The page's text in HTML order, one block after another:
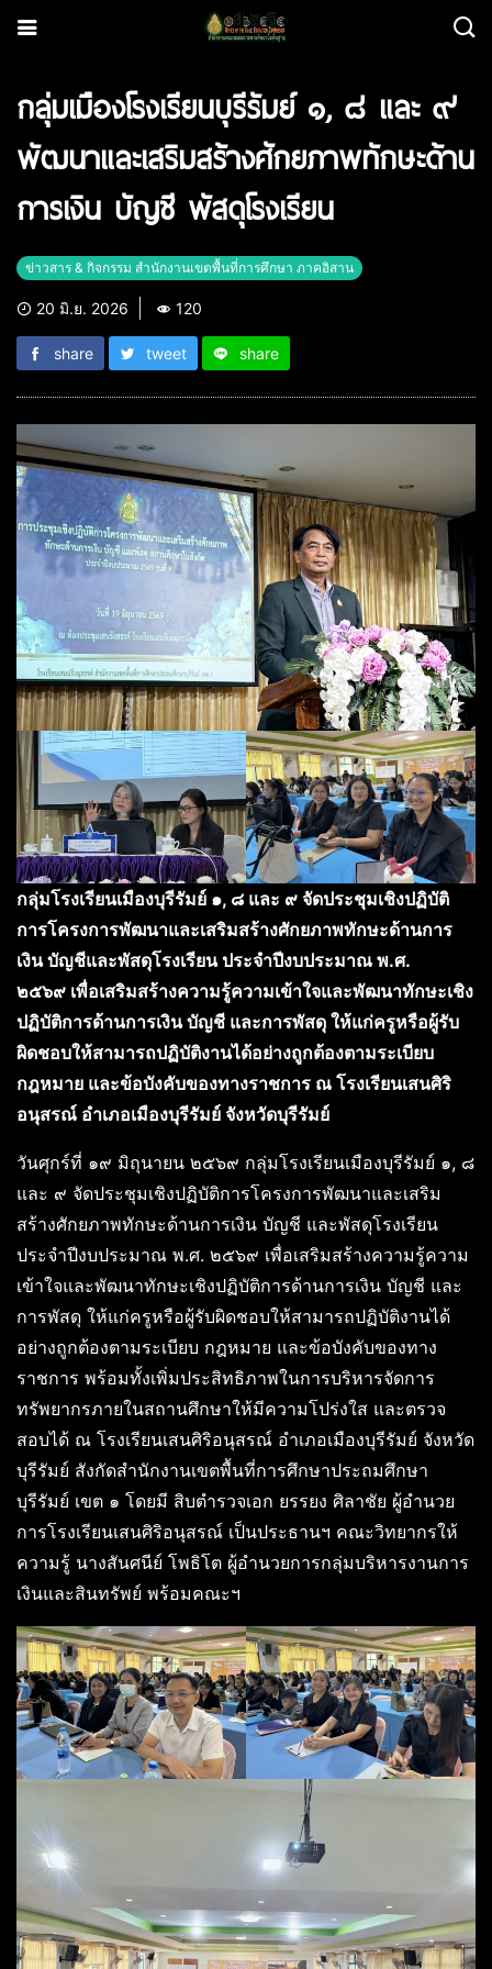
กลุ่มเมืองโรงเรียนบุรีรัมย์ ๑, ๘ และ ๙
พัฒนาและเสริมสร้างศักยภาพทักษะด้าน
การเงิน บัญชี พัสดุโรงเรียน
ข่าวสาร & กิจกรรม สำนักงานเขตพื้นที่การศึกษา ภาคอิสาน
20 มิ.ย. 2026 120
share tweet share
กลุ่มโรงเรียนเมืองบุรีรัมย์ ๑, ๘ และ ๙ จัดประชุมเชิงปฏิบัติ
การโครงการพัฒนาและเสริมสร้างศักยภาพทักษะด้านการ
เงิน บัญชีและพัสดุโรงเรียน ประจำปีงบประมาณ พ.ศ.
๒๕๖๙ เพื่อเสริมสร้างความรู้ความเข้าใจและพัฒนาทักษะเชิง
ปฏิบัติการด้านการเงิน บัญชี และการพัสดุ ให้แก่ครูหรือผู้รับ
ผิดชอบให้สามารถปฏิบัติงานได้อย่างถูกต้องตามระเบียบ
กฎหมาย และข้อบังคับของทางราชการ ณ โรงเรียนเสนศิริ
อนุสรณ์ อำเภอเมืองบุรีรัมย์ จังหวัดบุรีรัมย์
วันศุกร์ที่ ๑๙ มิถุนายน ๒๕๖๙ กลุ่มโรงเรียนเมืองบุรีรัมย์ ๑, ๘
และ ๙ จัดประชุมเชิงปฏิบัติการโครงการพัฒนาและเสริม
สร้างศักยภาพทักษะด้านการเงิน บัญชี และพัสดุโรงเรียน
ประจำปีงบประมาณ พ.ศ. ๒๕๖๙ เพื่อเสริมสร้างความรู้ความ
เข้าใจและพัฒนาทักษะเชิงปฏิบัติการด้านการเงิน บัญชี และ
การพัสดุ ให้แก่ครูหรือผู้รับผิดชอบให้สามารถปฏิบัติงานได้
อย่างถูกต้องตามระเบียบ กฎหมาย และข้อบังคับของทาง
ราชการ พร้อมทั้งเพิ่มประสิทธิภาพในการบริหารจัดการ
ทรัพยากรภายในสถานศึกษาให้มีความโปร่งใส และตรวจ
สอบได้ ณ โรงเรียนเสนศิริอนุสรณ์ อำเภอเมืองบุรีรัมย์ จังหวัด
บุรีรัมย์ สังกัดสำนักงานเขตพื้นที่การศึกษาประถมศึกษา
บุรีรัมย์ เขต ๑ โดยมี สิบตำรวจเอก ยรรยง ศิลาชัย ผู้อำนวย
การโรงเรียนเสนศิริอนุสรณ์ เป็นประธานฯ คณะวิทยากรให้
ความรู้ นางสันศนีย์ โพธิโต ผู้อำนวยการกลุ่มบริหารงานการ
เงินและสินทรัพย์ พร้อมคณะฯ